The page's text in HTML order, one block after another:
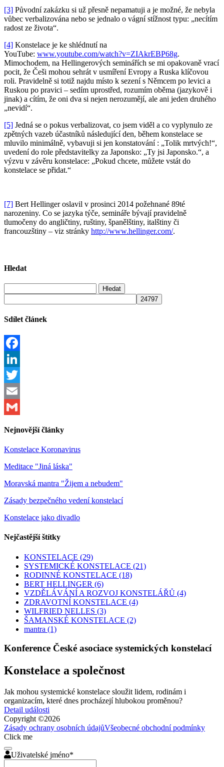
[3] Původní zakázku si už přesně nepamatuji a je možné, že nebyla
vůbec verbalizována nebo se jednalo o vágní stížnost typu: „necítím
radost ze života“.
[4] Konstelace je ke shlédnutí na
YouTube: www.youtube.com/watch?v=ZIAkrEBP68g.
Mimochodem, na Hellingerových seminářích se mi opakovaně vrací
pocit, že Češi mohou sehrát v usmíření Evropy a Ruska klíčovou
roli. Pravidelně si totiž najdu místo k sezení s Němcem po levici a
Ruskou po pravici – sedím uprostřed, rozumím oběma (jazykově i
jinak) a cítím, že oni dva si nejen nerozumějí, ale ani jeden druhého
„nevidí“.
[5] Jedná se o pokus verbalizovat, co jsem viděl a co vyplynulo ze
zpětných vazeb účastníků následující den, během konstelace se
mluvilo minimálně, vybavuji si jen konstatování : „Tolik mrtvých!“,
uvedení do role představitelky za Japonsko: „Ty jsi Japonsko.“, a
výzvu v závěru konstelace: „Pokud chcete, můžete vstát do
konstelace se přidat.“
[7] Bert Hellinger oslavil v prosinci 2014 požehnané 89té
narozeniny. Co se jazyka týče, semináře bývají pravidelně
tlumočeny do angličtiny, ruštiny, španělštiny, italštiny či
francouzštiny – viz stránky http://www.hellinger.com/.
Hledat
Sdílet článek
Facebook
LinkedIn
Twitter
Email
Nejnovější články
Konstelace Koronavirus
Meditace "Jiná láska"
Moravská mantra "Žijem a nebudem"
Zásady bezpečného vedení konstelací
Konstelace jako divadlo
Nejčastější štítky
KONSTELACE (29)
SYSTEMICKÉ KONSTELACE (21)
RODINNÉ KONSTELACE (18)
BERT HELLINGER (6)
VZDĚLÁVÁNÍ A ROZVOJ KONSTELÁŘŮ (4)
ZDRAVOTNÍ KONSTELACE (4)
WILFRIED NELLES (3)
ŠAMANSKÉ KONSTELACE (2)
mantra (1)
Konference České asociace systemických konstelací
Konstelace a společnost
Jak mohou systemické konstelace sloužit lidem, rodinám i
organizacím, které dnes procházejí hlubokou proměnou?
Detail události
Copyright ©2026
Zásady ochrany osobních údajůVšeobecné obchodní podmínky
Click me
Uživatelské jméno*